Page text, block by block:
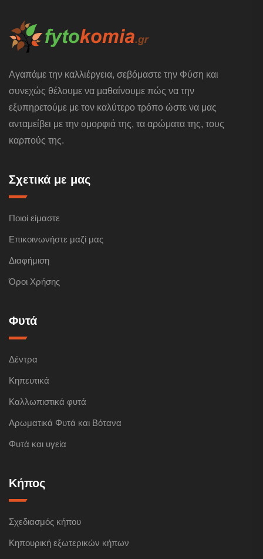
Αγαπάμε την καλλιέργεια, σεβόμαστε την Φύση και
συνεχώς θέλουμε να μαθαίνουμε πώς να την
εξυπηρετούμε με τον καλύτερο τρόπο ώστε να μας
ανταμείβει με την ομορφιά της, τα αρώματα της, τους
καρπούς της.
Σχετικά με μας
Ποιοί είμαστε
Επικοινωνήστε μαζί μας
Διαφήμιση
Όροι Χρήσης
Φυτά
Δέντρα
Κηπευτικά
Καλλωπιστικά φυτά
Αρωματικά Φυτά και Βότανα
Φυτά και υγεία
Κήπος
Σχεδιασμός κήπου
Κηπουρική εξωτερικών κήπων